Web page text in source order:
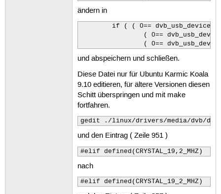
ändern in
( 0==
( 0==
und abspeichern und schließen.
Diese Datei nur für Ubuntu Karmic Koala
9.10 editieren, für ältere Versionen diesen
Schitt überspringen und mit make
fortfahren.
gedit ./linux/drivers/media/dvb/dvb-
und den Eintrag ( Zeile 951 )
#elif defined(CRYSTAL_19,2_MHZ)
nach
#elif defined(CRYSTAL_19_2_MHZ)